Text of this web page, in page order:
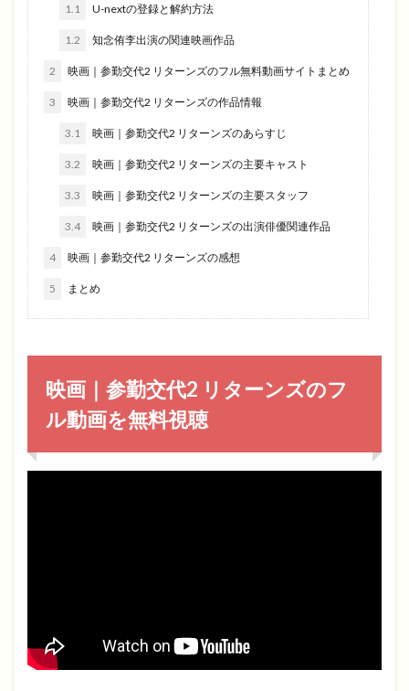
1.1 U-nextの登録と解約方法
1.2 知念侑李出演の関連映画作品
2 映画｜参勤交代2 リターンズのフル無料動画サイトまとめ
3 映画｜参勤交代2 リターンズの作品情報
3.1 映画｜参勤交代2 リターンズのあらすじ
3.2 映画｜参勤交代2 リターンズの主要キャスト
3.3 映画｜参勤交代2 リターンズの主要スタッフ
3.4 映画｜参勤交代2 リターンズの出演俳優関連作品
4 映画｜参勤交代2 リターンズの感想
5 まとめ
映画｜参勤交代2 リターンズのフ
ル動画を無料視聴